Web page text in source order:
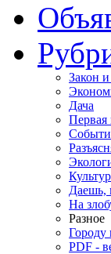
Закон
Дача
Первая
Даешь,
На
Разное
Городу
PDF -